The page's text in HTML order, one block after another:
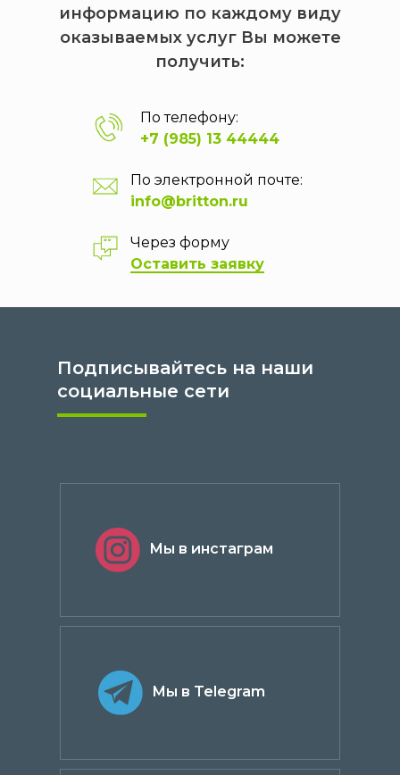
По телефону:
+7 (985) 13 44444
По электронной почте:
info@britton.ru
Через форму
Оставить заявку
информацию по каждому виду
оказываемых услуг Вы можете
получить:
Мы в Telegram
Мы в инстаграм
Подписывайтесь на наши
социальные сети